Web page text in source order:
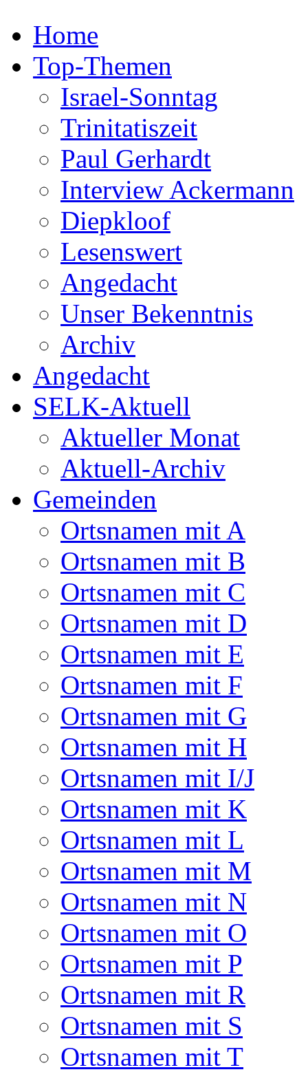
Home
Top-Themen
Israel-Sonntag
Trinitatiszeit
Paul Gerhardt
Interview Ackermann
Diepkloof
Lesenswert
Angedacht
Unser Bekenntnis
Archiv
Angedacht
SELK-Aktuell
Aktueller Monat
Aktuell-Archiv
Gemeinden
Ortsnamen mit A
Ortsnamen mit B
Ortsnamen mit C
Ortsnamen mit D
Ortsnamen mit E
Ortsnamen mit F
Ortsnamen mit G
Ortsnamen mit H
Ortsnamen mit I/J
Ortsnamen mit K
Ortsnamen mit L
Ortsnamen mit M
Ortsnamen mit N
Ortsnamen mit O
Ortsnamen mit P
Ortsnamen mit R
Ortsnamen mit S
Ortsnamen mit T